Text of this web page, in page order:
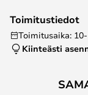
Toimitustiedot
Toimitusaika:
Kiinteästi